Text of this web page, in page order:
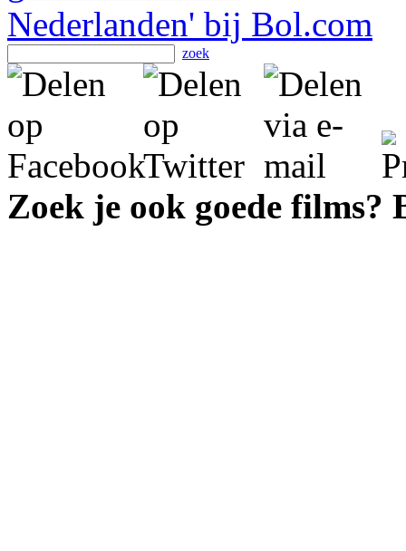
zoek
Zoek je ook goede films?